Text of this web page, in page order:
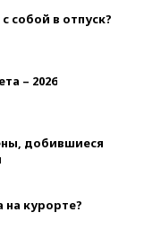
собой в отпуск?
– 2026
добившиеся
на курорте?